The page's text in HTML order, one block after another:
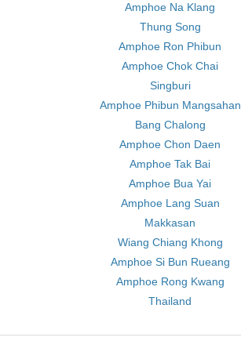
Amphoe Na Klang
Thung Song
Amphoe Ron Phibun
Amphoe Chok Chai
Singburi
Amphoe Phibun Mangsahan
Bang Chalong
Amphoe Chon Daen
Amphoe Tak Bai
Amphoe Bua Yai
Amphoe Lang Suan
Makkasan
Wiang Chiang Khong
Amphoe Si Bun Rueang
Amphoe Rong Kwang
Thailand